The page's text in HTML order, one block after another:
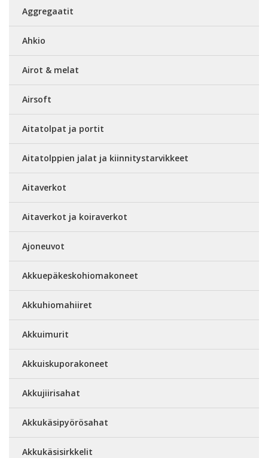
Aggregaatit
Ahkio
Airot & melat
Airsoft
Aitatolpat ja portit
Aitatolppien jalat ja kiinnitystarvikkeet
Aitaverkot
Aitaverkot ja koiraverkot
Ajoneuvot
Akkuepäkeskohiomakoneet
Akkuhiomahiiret
Akkuimurit
Akkuiskuporakoneet
Akkujiirisahat
Akkukäsipyörösahat
Akkukäsisirkkelit